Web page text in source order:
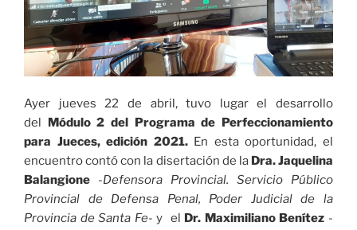
Ayer jueves 22 de abril, tuvo lugar el desarrollo
del Módulo 2 del Programa de Perfeccionamiento
para Jueces, edición 2021. En esta oportunidad, el
encuentro contó con la disertación de la Dra. Jaquelina
Balangione
-Defensora Provincial. Servicio Público
Provincial de Defensa Penal, Poder Judicial de la
Provincia de Santa Fe-y el Dr. Maximiliano Benítez -